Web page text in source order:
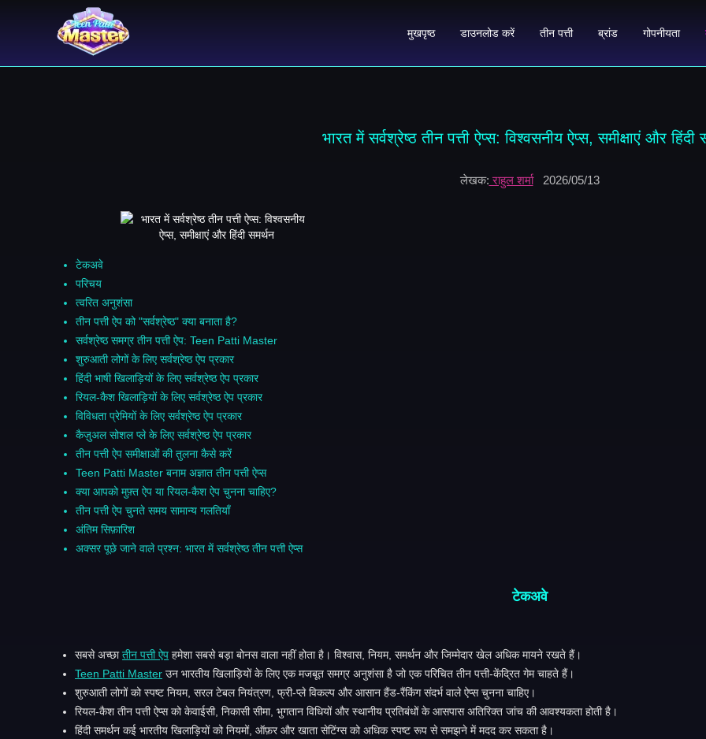
मुखपृष्ठ डाउनलोड करें तीन पत्ती ब्रांड गोपनीयता
भारत में सर्वश्रेष्ठ तीन पत्ती ऐप्स: विश्वसनीय ऐप्स, समीक्षाएं और हिंदी
लेखक: राहुल शर्मा 2026/05/13
टेकअवे
परिचय
त्वरित अनुशंसा
तीन पत्ती ऐप को "सर्वश्रेष्ठ" क्या बनाता है?
सर्वश्रेष्ठ समग्र तीन पत्ती ऐप: Teen Patti Master
शुरुआती लोगों के लिए सर्वश्रेष्ठ ऐप प्रकार
हिंदी भाषी खिलाड़ियों के लिए सर्वश्रेष्ठ ऐप प्रकार
रियल-कैश खिलाड़ियों के लिए सर्वश्रेष्ठ ऐप प्रकार
विविधता प्रेमियों के लिए सर्वश्रेष्ठ ऐप प्रकार
कैज़ुअल सोशल प्ले के लिए सर्वश्रेष्ठ ऐप प्रकार
तीन पत्ती ऐप समीक्षाओं की तुलना कैसे करें
Teen Patti Master बनाम अज्ञात तीन पत्ती ऐप्स
क्या आपको मुफ़्त ऐप या रियल-कैश ऐप चुनना चाहिए?
तीन पत्ती ऐप चुनते समय सामान्य गलतियाँ
अंतिम सिफ़ारिश
अक्सर पूछे जाने वाले प्रश्न: भारत में सर्वश्रेष्ठ तीन पत्ती ऐप्स
टेकअवे
सबसे अच्छातीन पत्ती ऐप हमेशा सबसे बड़ा बोनस वाला नहीं होता है। विश्वास, नियम, समर्थन और जिम्मेदार खेल अधिक मायने रखते हैं।
Teen Patti Master उन भारतीय खिलाड़ियों के लिए एक मजबूत समग्र अनुशंसा है जो एक परिचित तीन पत्ती-केंद्रित गेम चाहते हैं।
शुरुआती लोगों को स्पष्ट नियम, सरल टेबल नियंत्रण, फ्री-प्ले विकल्प और आसान हैंड-रैंकिंग संदर्भ वाले ऐप्स चुनना चाहिए।
रियल-कैश तीन पत्ती ऐप्स को केवाईसी, निकासी सीमा, भुगतान विधियों और स्थानीय प्रतिबंधों के आसपास अतिरिक्त जांच की आवश्यकता होती है।
हिंदी समर्थन कई भारतीय खिलाड़ियों को नियमों, ऑफ़र और खाता सेटिंग्स को अधिक स्पष्ट रूप से समझने में मदद कर सकता है।